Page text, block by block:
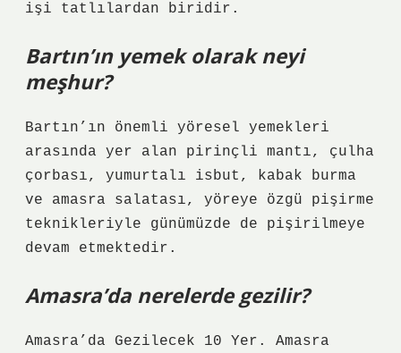
işi tatlılardan biridir.
Bartın’ın yemek olarak neyi
meşhur?
Bartın’ın önemli yöresel yemekleri
arasında yer alan pirinçli mantı, çulha
çorbası, yumurtalı isbut, kabak burma
ve amasra salatası, yöreye özgü pişirme
teknikleriyle günümüzde de pişirilmeye
devam etmektedir.
Amasra’da nerelerde gezilir?
Amasra’da Gezilecek 10 Yer. Amasra